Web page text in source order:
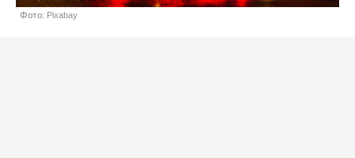
Фото: Pixabay